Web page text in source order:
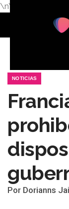
\n\n
NOTICIAS
Por Dorianns